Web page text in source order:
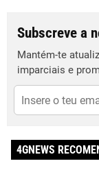
Subscreve a
Mantém-te
imparciais e
4GNEWS